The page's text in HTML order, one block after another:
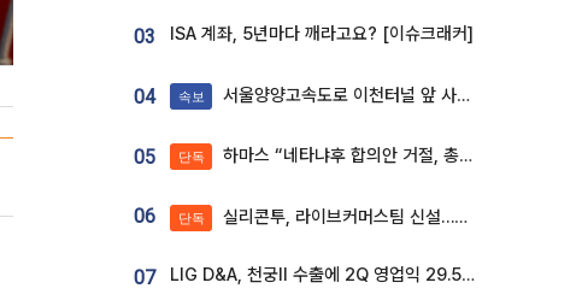
03 ISA 계좌, 5년마다 깨라고요? [이슈크래커]
04 속보 서울양양고속도로 이천터널 앞 사고 발생
05 단독 하마스 “네타냐후 합의안 거절, 총선 앞두고 시간 끌기”
06 단독 실리콘투, 라이브커머스팀 신설…K뷰티 ‘글로벌 판매망’ 확대[K뷰티 라방戰]
07 LIG D&A, 천궁Ⅱ 수출에 2Q 영업익 29.5%↑…수주잔고 24.6조 [종합]